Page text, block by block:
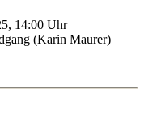
14:00 Uhr
(Karin Maurer)